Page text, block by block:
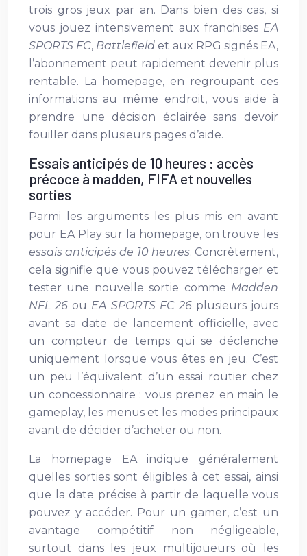
trois gros jeux par an. Dans bien des cas, si
vous jouez intensivement aux franchises EA
SPORTS FC, Battlefield et aux RPG signés EA,
l’abonnement peut rapidement devenir plus
rentable. La homepage, en regroupant ces
informations au même endroit, vous aide à
prendre une décision éclairée sans devoir
fouiller dans plusieurs pages d’aide.
Essais anticipés de 10 heures : accès
précoce à madden, FIFA et nouvelles
sorties
Parmi les arguments les plus mis en avant
pour EA Play sur la homepage, on trouve les
essais anticipés de 10 heures. Concrètement,
cela signifie que vous pouvez télécharger et
tester une nouvelle sortie comme Madden
NFL 26 ou EA SPORTS FC 26plusieurs jours
avant sa date de lancement officielle, avec
un compteur de temps qui se déclenche
uniquement lorsque vous êtes en jeu. C’est
un peu l’équivalent d’un essai routier chez
un concessionnaire : vous prenez en main le
gameplay, les menus et les modes principaux
avant de décider d’acheter ou non.
La homepage EA indique généralement
quelles sorties sont éligibles à cet essai, ainsi
que la date précise à partir de laquelle vous
pouvez y accéder. Pour un gamer, c’est un
avantage compétitif non négligeable,
surtout dans les jeux multijoueurs où les